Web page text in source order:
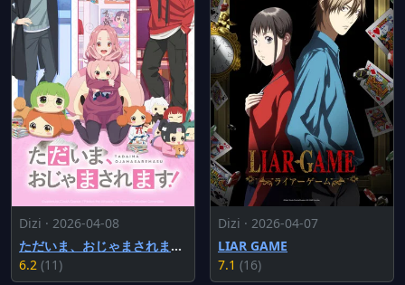
Dizi · 2026-04-08
ただいま、おじゃまされます！
6.2 (11)
Dizi · 2026-04-07
LIAR GAME
7.1 (16)